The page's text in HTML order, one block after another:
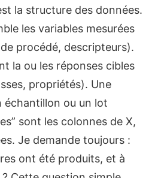
la structure des données.
les variables mesurées
procédé, descripteurs).
la ou les réponses cibles
propriétés). Une
échantillon ou un lot
sont les colonnes de X,
Je demande toujours :
ont été produits, et à